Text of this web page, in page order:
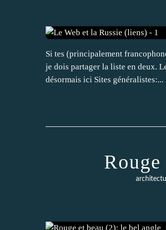
Si tes (principalement
je dois partager la liste en deux.
désormais ici Sites généralistes:...